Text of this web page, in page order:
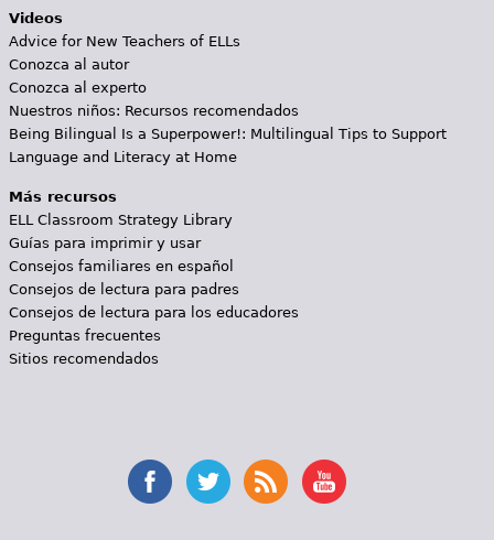
Videos
Advice for New Teachers of ELLs
Conozca al autor
Conozca al experto
Nuestros niños: Recursos recomendados
Being Bilingual Is a Superpower!: Multilingual Tips to Support
Language and Literacy at Home
Más recursos
ELL Classroom Strategy Library
Guías para imprimir y usar
Consejos familiares en español
Consejos de lectura para padres
Consejos de lectura para los educadores
Preguntas frecuentes
Sitios recomendados